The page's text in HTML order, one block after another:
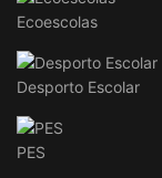
Ecoescolas
Desporto Escolar
PES